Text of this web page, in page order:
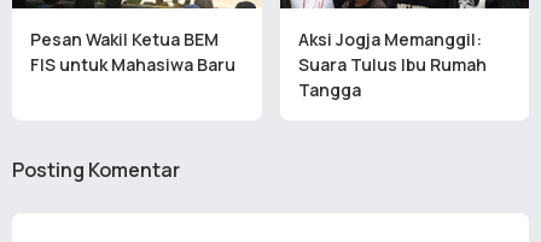
Pesan Wakil Ketua BEM
FIS untuk Mahasiwa Baru
Aksi Jogja Memanggil:
Suara Tulus Ibu Rumah
Tangga
Posting Komentar